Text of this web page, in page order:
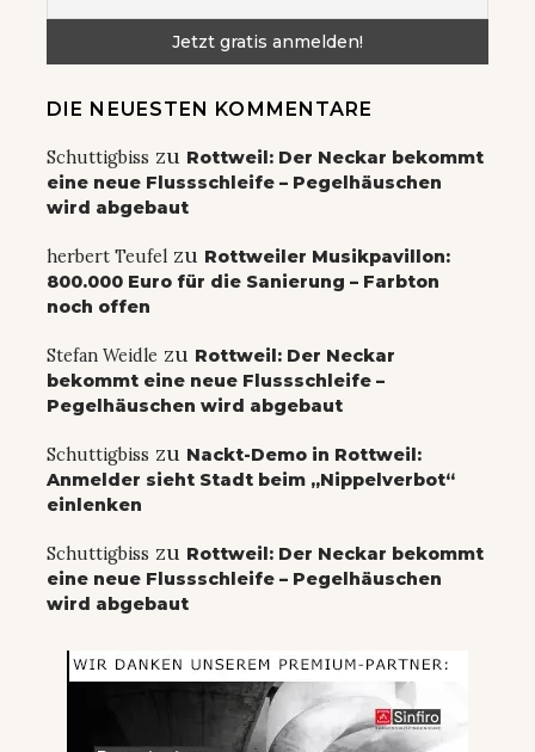
DIE NEUESTEN KOMMENTARE
Schuttigbiss zu Rottweil: Der Neckar bekommt
eine neue Flussschleife – Pegelhäuschen
wird abgebaut
herbert Teufel zu Rottweiler Musikpavillon:
800.000 Euro für die Sanierung – Farbton
noch offen
Stefan Weidle zu Rottweil: Der Neckar
bekommt eine neue Flussschleife –
Pegelhäuschen wird abgebaut
Schuttigbiss zu Nackt-Demo in Rottweil:
Anmelder sieht Stadt beim „Nippelverbot“
einlenken
Schuttigbiss zu Rottweil: Der Neckar bekommt
eine neue Flussschleife – Pegelhäuschen
wird abgebaut